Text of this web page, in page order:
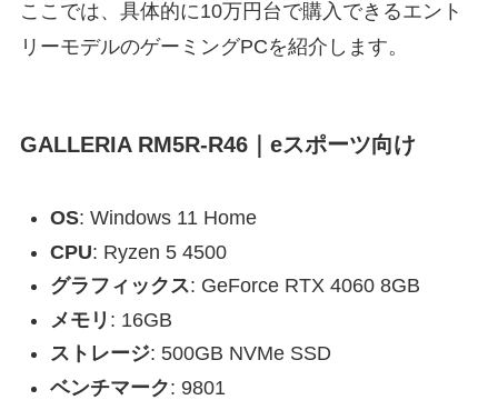
ここでは、具体的に10万円台で購入できるエント
リーモデルのゲーミングPCを紹介します。
GALLERIA RM5R-R46｜eスポーツ向け
OS: Windows 11 Home
CPU: Ryzen 5 4500
グラフィックス: GeForce RTX 4060 8GB
メモリ : 16GB
ストレージ: 500GB NVMe SSD
ベンチマーク: 9801